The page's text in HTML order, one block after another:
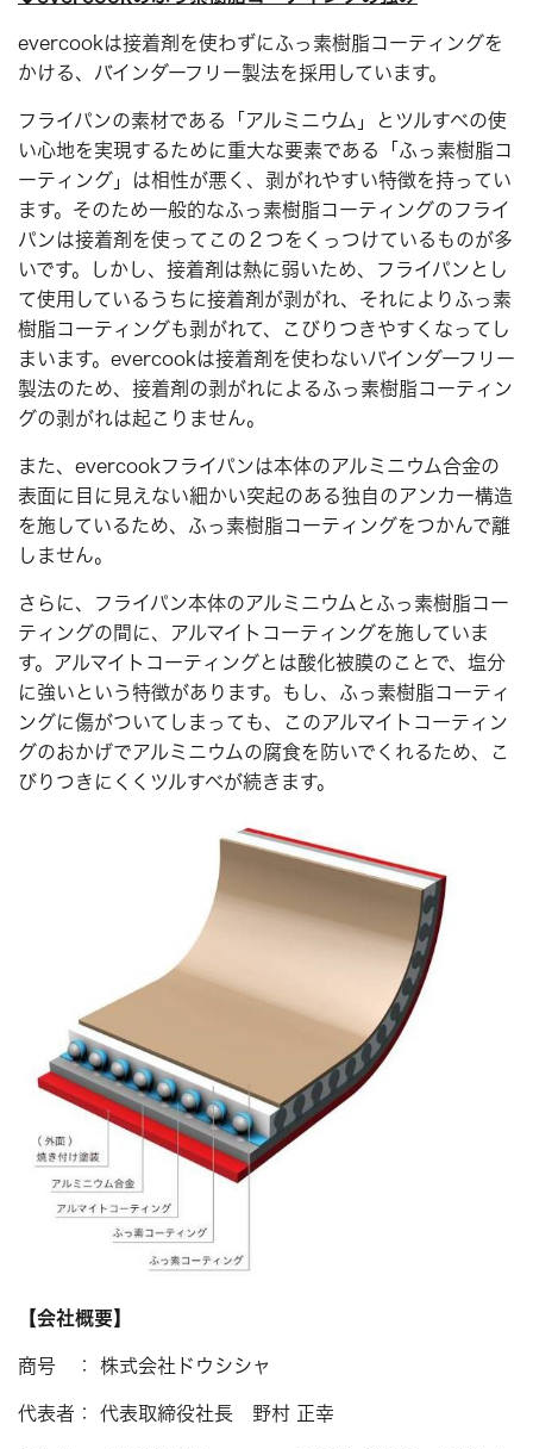
evercookは接着剤を使わずにふっ素樹脂コーティングを
かける、バインダーフリー製法を採用しています。
フライパンの素材である「アルミニウム」とツルすべの使
い心地を実現するために重大な要素である「ふっ素樹脂コ
ーティング」は相性が悪く、剥がれやすい特徴を持ってい
ます。そのため一般的なふっ素樹脂コーティングのフライ
パンは接着剤を使ってこの２つをくっつけているものが多
いです。しかし、接着剤は熱に弱いため、フライパンとし
て使用しているうちに接着剤が剥がれ、それによりふっ素
樹脂コーティングも剥がれて、こびりつきやすくなってし
まいます。evercookは接着剤を使わないバインダーフリー
製法のため、接着剤の剥がれによるふっ素樹脂コーティン
グの剥がれは起こりません。
また、evercookフライパンは本体のアルミニウム合金の
表面に目に見えない細かい突起のある独自のアンカー構造
を施しているため、ふっ素樹脂コーティングをつかんで離
しません。
さらに、フライパン本体のアルミニウムとふっ素樹脂コー
ティングの間に、アルマイトコーティングを施していま
す。アルマイトコーティングとは酸化被膜のことで、塩分
に強いという特徴があります。もし、ふっ素樹脂コーティ
ングに傷がついてしまっても、このアルマイトコーティン
グのおかげでアルミニウムの腐食を防いでくれるため、こ
びりつきにくくツルすべが続きます。
【会社概要】
商号 ： 株式会社ドウシシャ
代表者： 代表取締役社長 野村 正幸